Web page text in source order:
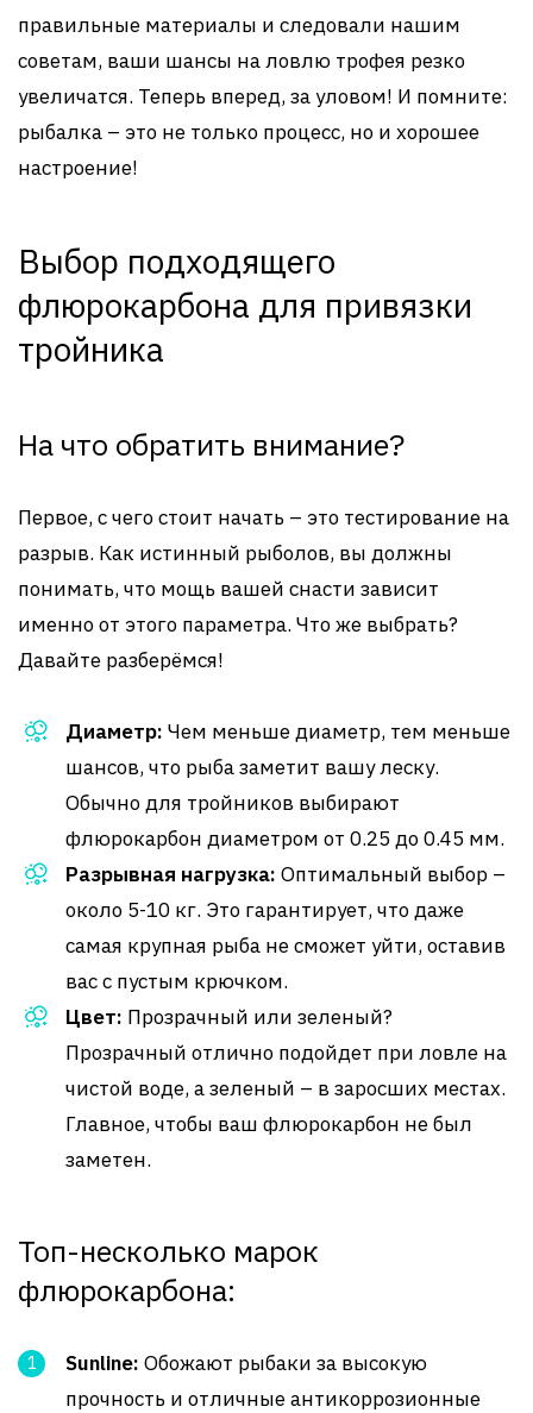
правильные материалы и следовали нашим
советам, ваши шансы на ловлю трофея резко
увеличатся. Теперь вперед, за уловом! И помните:
рыбалка – это не только процесс, но и хорошее
настроение!
Выбор подходящего
флюрокарбона для привязки
тройника
На что обратить внимание?
Первое, с чего стоит начать – это тестирование на
разрыв. Как истинный рыболов, вы должны
понимать, что мощь вашей снасти зависит
именно от этого параметра. Что же выбрать?
Давайте разберёмся!
Диаметр: Чем меньше диаметр, тем меньше
шансов, что рыба заметит вашу леску.
Обычно для тройников выбирают
флюрокарбон диаметром от 0.25 до 0.45 мм.
Разрывная нагрузка: Оптимальный выбор –
около 5-10 кг. Это гарантирует, что даже
самая крупная рыба не сможет уйти, оставив
вас с пустым крючком.
Цвет: Прозрачный или зеленый?
Прозрачный отлично подойдет при ловле на
чистой воде, а зеленый – в заросших местах.
Главное, чтобы ваш флюрокарбон не был
заметен.
Топ-несколько марок
флюрокарбона:
Sunline: Обожают рыбаки за высокую
прочность и отличные антикоррозионные